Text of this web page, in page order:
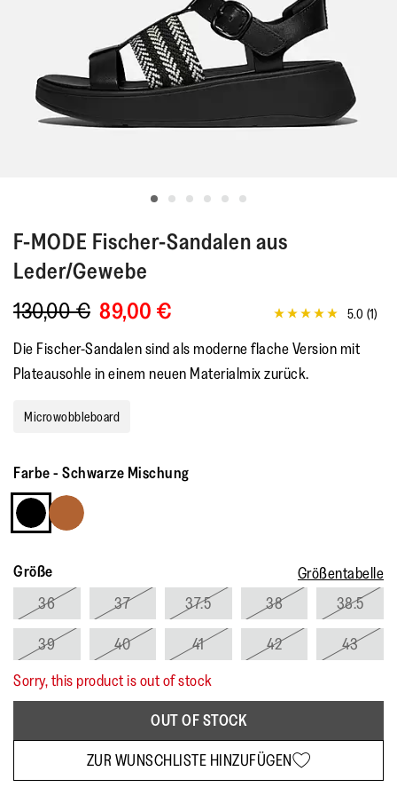
F-MODE Fischer-Sandalen aus
Leder/Gewebe
130,00 € 89,00 €
5.0
5
Durchschnittswert
5.0 (1)
Die Fischer-Sandalen sind als moderne flache Version mit
Plateausohle in einem neuen Materialmix zurück.
Microwobbleboard
Farbe- Schwarze Mischung
Größe
Größentabelle
36
37 37.5 38 38.5
39 40 41 42
43
Sorry, this product is out of stock
OUT OF STOCK
ZUR WUNSCHLISTE HINZUFÜGEN